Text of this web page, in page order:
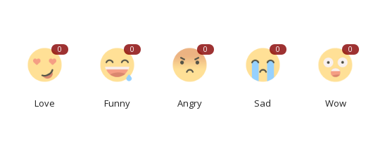
0
Love
0
Funny
0
Angry
0
Sad
0
Wow